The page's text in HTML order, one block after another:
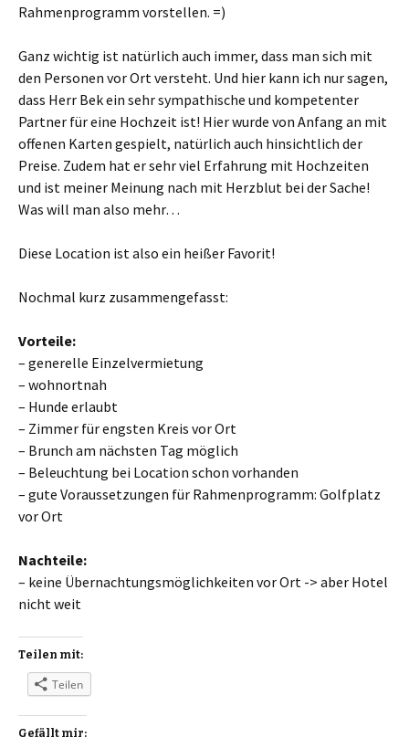
Rahmenprogramm vorstellen. =)
Ganz wichtig ist natürlich auch immer, dass man sich mit
den Personen vor Ort versteht. Und hier kann ich nur sagen,
dass Herr Bek ein sehr sympathische und kompetenter
Partner für eine Hochzeit ist! Hier wurde von Anfang an mit
offenen Karten gespielt, natürlich auch hinsichtlich der
Preise. Zudem hat er sehr viel Erfahrung mit Hochzeiten
und ist meiner Meinung nach mit Herzblut bei der Sache!
Was will man also mehr…
Diese Location ist also ein heißer Favorit!
Nochmal kurz zusammengefasst:
Vorteile:
– generelle Einzelvermietung
– wohnortnah
– Hunde erlaubt
– Zimmer für engsten Kreis vor Ort
– Brunch am nächsten Tag möglich
– Beleuchtung bei Location schon vorhanden
– gute Voraussetzungen für Rahmenprogramm: Golfplatz
vor Ort
Nachteile:
– keine Übernachtungsmöglichkeiten vor Ort -> aber Hotel
nicht weit
Teilen mit:
Teilen
Gefällt mir: